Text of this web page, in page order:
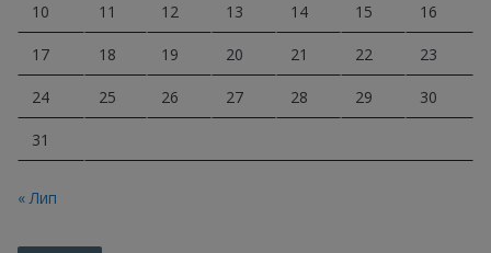
10 11 12 13 14 15 16
17 18 19 20 21 22 23
24 25 26 27 28 29 30
31
« Лип